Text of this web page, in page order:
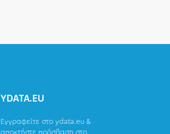
ΥDATA.EU
Εγγραφείτε στο ydata.eu &
αποκτήστε πρόσβαση στο